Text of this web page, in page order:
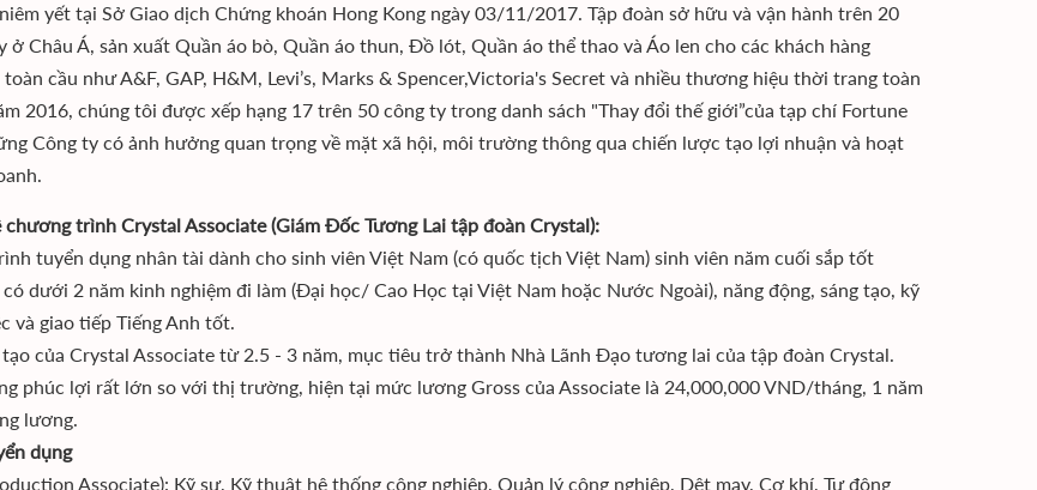
yết tại Sở Giao dịch Chứng khoán Hong Kong ngày 03/11/2017. Tập đoàn sở hữu và vận hành trên 20
ở Châu Á, sản xuất Quần áo bò, Quần áo thun, Đồ lót, Quần áo thể thao và Áo len cho các khách hàng
cầu như A&F, GAP, H&M, Levi’s, Marks & Spencer,Victoria's Secret và nhiều thương hiệu thời trang toàn
2016, chúng tôi được xếp hạng 17 trên 50 công ty trong danh sách "Thay đổi thế giới”của tạp chí Fortune
Công ty có ảnh hưởng quan trọng về mặt xã hội, môi trường thông qua chiến lược tạo lợi nhuận và hoạt
chương trình Crystal Associate (Giám Đốc Tương Lai tập đoàn Crystal):
tuyển dụng nhân tài dành cho sinh viên Việt Nam (có quốc tịch Việt Nam) sinh viên năm cuối sắp tốt
có dưới 2 năm kinh nghiệm đi làm (Đại học/ Cao Học tại Việt Nam hoặc Nước Ngoài), năng động, sáng tạo, kỹ
và giao tiếp Tiếng Anh tốt.
của Crystal Associate từ 2.5 - 3 năm, mục tiêu trở thành Nhà Lãnh Đạo tương lai của tập đoàn Crystal.
phúc lợi rất lớn so với thị trường, hiện tại mức lương Gross của Associate là 24,000,000 VND/tháng, 1 năm
lương.
dụng
Associate): Kỹ sư, Kỹ thuật hệ thống công nghiệp, Quản lý công nghiệp, Dệt may, Cơ khí, Tự động